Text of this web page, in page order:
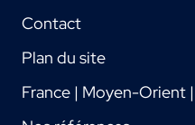
Contact
Plan du site
France | Moyen-Orient